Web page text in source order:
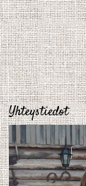
Yhteystiedot